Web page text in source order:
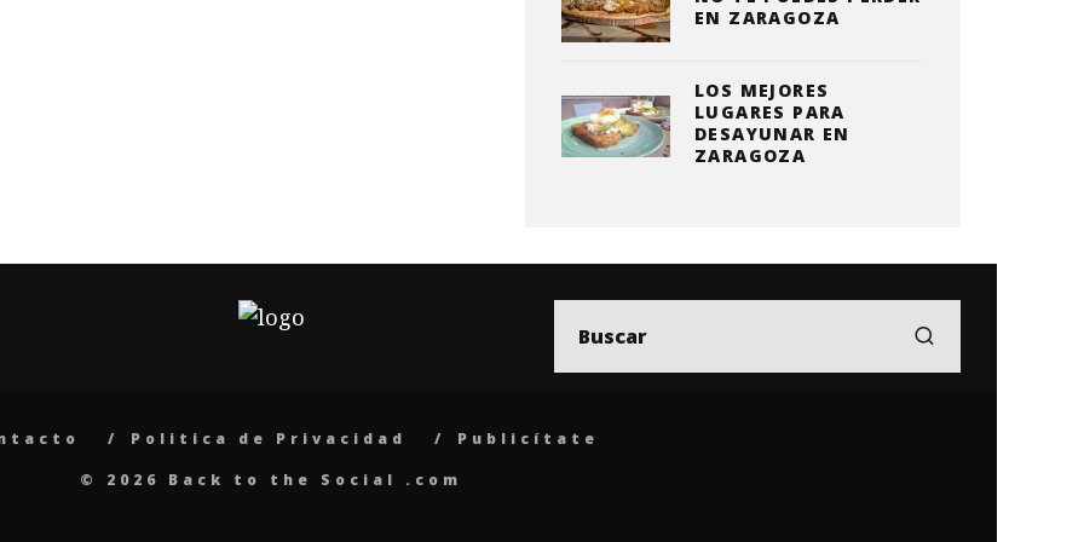
EN ZARAGOZA
LOS MEJORES
LUGARES PARA
DESAYUNAR EN
ZARAGOZA
Politica de Privacidad
Publicítate
© 2026 Back to the Social .com